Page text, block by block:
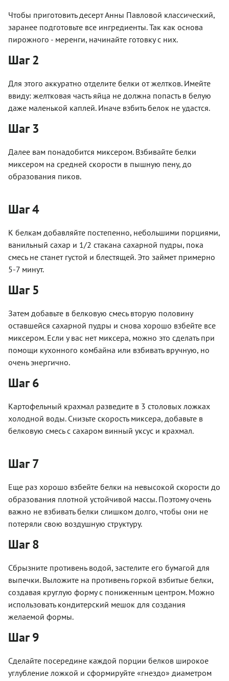
Чтобы приготовить десерт Анны Павловой классический,
заранее подготовьте все ингредиенты. Так как основа
пирожного - меренги, начинайте готовку с них.
Шаг 2
Для этого аккуратно отделите белки от желтков. Имейте
ввиду: желтковая часть яйца не должна попасть в белую
даже маленькой каплей. Иначе взбить белок не удастся.
Шаг 3
Далее вам понадобится миксером. Взбивайте белки
миксером на средней скорости в пышную пену, до
образования пиков.
Шаг 4
К белкам добавляйте постепенно, небольшими порциями,
ванильный сахар и 1/2 стакана сахарной пудры, пока
смесь не станет густой и блестящей. Это займет примерно
5-7 минут.
Шаг 5
Затем добавьте в белковую смесь вторую половину
оставшейся сахарной пудры и снова хорошо взбейте все
миксером. Если у вас нет миксера, можно это сделать при
помощи кухонного комбайна или взбивать вручную, но
очень энергично.
Шаг 6
Картофельный крахмал разведите в 3 столовых ложках
холодной воды. Снизьте скорость миксера, добавьте в
белковую смесь с сахаром винный уксус и крахмал.
Шаг 7
Еще раз хорошо взбейте белки на невысокой скорости до
образования плотной устойчивой массы. Поэтому очень
важно не взбивать белки слишком долго, чтобы они не
потеряли свою воздушную структуру.
Шаг 8
Сбрызните противень водой, застелите его бумагой для
выпечки. Выложите на противень горкой взбитые белки,
создавая круглую форму с пониженным центром. Можно
использовать кондитерский мешок для создания
желаемой формы.
Шаг 9
Сделайте посередине каждой порции белков широкое
углубление ложкой и сформируйте «гнездо» диаметром